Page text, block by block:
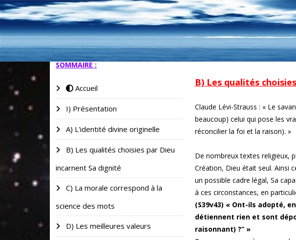
SOMMAIRE :
Accueil
I) Présentation
A) L'identité divine originelle
B) Les qualités choisies par Dieu
incarnent Sa dignité
C) La morale correspond à la
science des mots
D) Les meilleures valeurs
B) Les qualités
Claude Lévi-Strauss : « Le
beaucoup) celui qui pose les
réconcilier la foi et la raison). »
De nombreux textes religieux,
Création, Dieu était seul. Ainsi
un possible cadre légal, Sa
à ces circonstances, en
(S39v43) « Ont-ils adopté,
détiennent rien et sont
raisonnant) ?” »